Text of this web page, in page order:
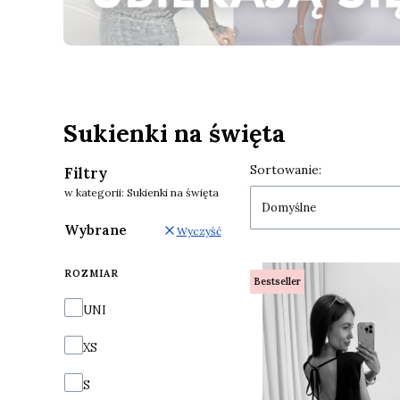
Sukienki na święta
Filtry
w kategorii: Sukienki na święta
Wybrane Wyczyść
ROZMIAR
Rozmiar
UNI
XS
S
Lista
Sortowanie:
Domyślne
Bestseller